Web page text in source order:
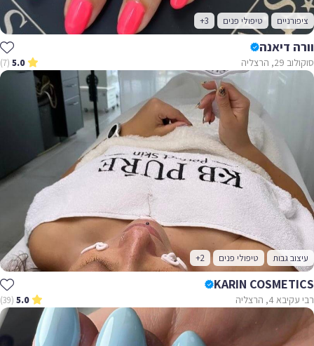
ציפורניים טיפולי פנים +3
וורה דיאנה
סוקולוב 29, הרצליה 5.0
(7)
עיצוב גבות טיפולי פנים +2
KARIN COSMETICS
רבי עקיבא 4, הרצליה 5.0
(39)